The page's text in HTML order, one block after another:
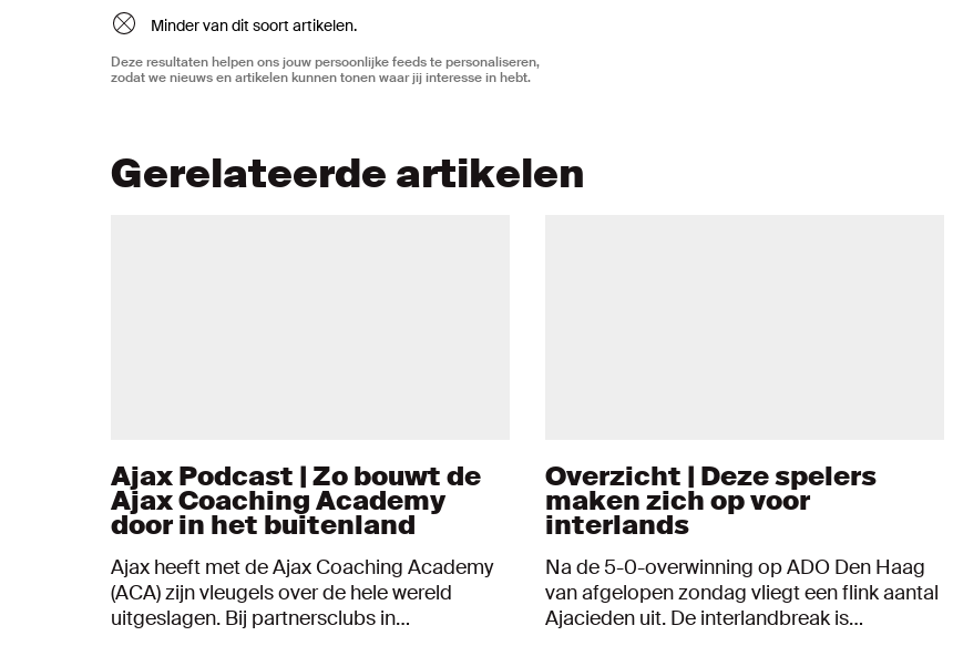
Minder van dit soort artikelen.
Deze resultaten helpen ons jouw persoonlijke feeds te personaliseren,
zodat we nieuws en artikelen kunnen tonen waar jij interesse in hebt.
Gerelateerde artikelen
Ajax Podcast | Zo bouwt de
Ajax Coaching Academy
door in het buitenland
Ajax heeft met de Ajax Coaching Academy
(ACA) zijn vleugels over de hele wereld
uitgeslagen. Bij partnersclubs in
Overzicht | Deze spelers
maken zich op voor
interlands
Na de 5-0-overwinning op ADO Den Haag
van afgelopen zondag vliegt een flink aantal
Ajacieden uit. De interlandbreak is